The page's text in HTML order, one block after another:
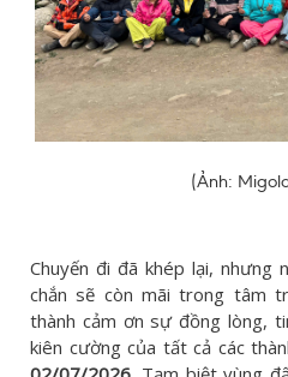
(Ảnh:
Chuyến đi đã khép lại, nhưng
chắn sẽ còn mãi trong tâm
thành cảm ơn sự đồng lòng,
kiên cường của tất cả các